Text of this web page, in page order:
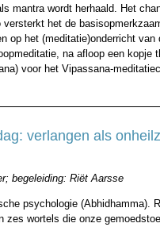
mantra wordt herhaald. Het
het de
op het (meditatie)onderricht
na afloop een kopje
voor het Vipassana-
verlangen als
begeleiding: Riët Aarsse
psychologie (Abhidhamma).
zes wortels die onze